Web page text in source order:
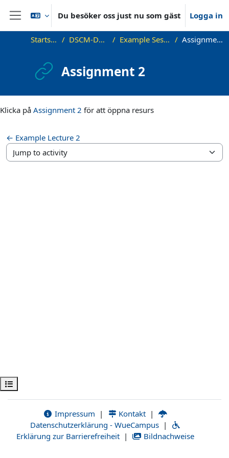
Gå direkt till huvudinnehåll
Sidopanel
Du besöker oss just nu som gäst Logga in
Öppna kursmenyn
Startsida DSCM-Demo Example Session Assignment 2
Assignment 2
Klicka på Assignment 2 för att öppna resurs
← Example Lecture 2
Jump to activity
Impressum | Kontakt |
Datenschutzerklärung - WueCampus |
Erklärung zur Barrierefreiheit | Bildnachweise